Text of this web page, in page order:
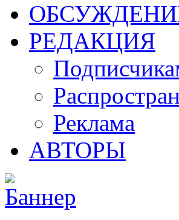
РЕДАКЦИЯ
Реклама
АВТОРЫ